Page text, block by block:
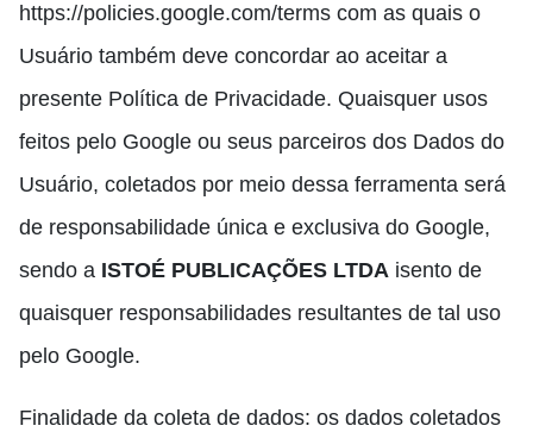
https://policies.google.com/terms com as quais o
Usuário também deve concordar ao aceitar a
presente Política de Privacidade. Quaisquer usos
feitos pelo Google ou seus parceiros dos Dados do
Usuário, coletados por meio dessa ferramenta será
de responsabilidade única e exclusiva do Google,
sendo a ISTOÉ PUBLICAÇÕES LTDA isento de
quaisquer responsabilidades resultantes de tal uso
pelo Google.
Finalidade da coleta de dados: os dados coletados